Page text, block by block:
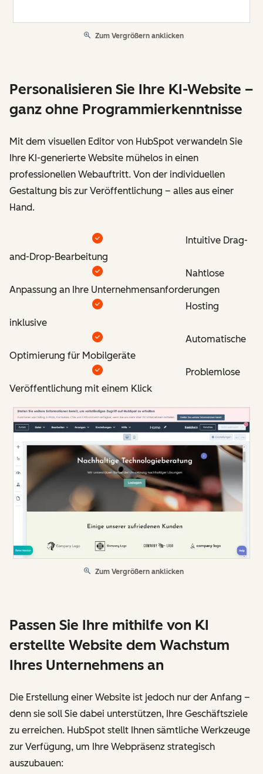
Zum Vergrößern anklicken
Personalisieren Sie Ihre KI-Website –
ganz ohne Programmierkenntnisse
Mit dem visuellen Editor von HubSpot verwandeln Sie
Ihre KI-generierte Website mühelos in einen
professionellen Webauftritt. Von der individuellen
Gestaltung bis zur Veröffentlichung – alles aus einer
Hand.
Intuitive Drag-
and-Drop-Bearbeitung
Nahtlose
Anpassung an Ihre Unternehmensanforderungen
Hosting
inklusive
Automatische
Optimierung für Mobilgeräte
Problemlose
Veröffentlichung mit einem Klick
Zum Vergrößern anklicken
Passen Sie Ihre mithilfe von KI
erstellte Website dem Wachstum
Ihres Unternehmens an
Die Erstellung einer Website ist jedoch nur der Anfang –
denn sie soll Sie dabei unterstützen, Ihre Geschäftsziele
zu erreichen. HubSpot stellt Ihnen sämtliche Werkzeuge
zur Verfügung, um Ihre Webpräsenz strategisch
auszubauen: